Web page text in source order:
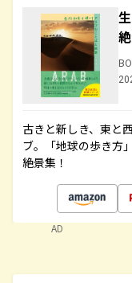
古きと新しき、東と
ブ。「地球の歩き方
絶景集！
AD